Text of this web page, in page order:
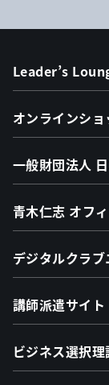
Leader’s
オンラインショ
一般財団法人
青木仁志 オフ
デジタルクラブ
講師派遣サイ
ビジネス選択